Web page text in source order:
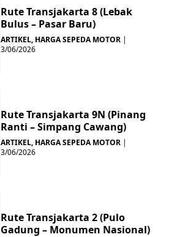
Rute Transjakarta 8 (Lebak
Bulus – Pasar Baru)
ARTIKEL, HARGA SEPEDA MOTOR |
3/06/2026
Rute Transjakarta 9N (Pinang
Ranti – Simpang Cawang)
ARTIKEL, HARGA SEPEDA MOTOR |
3/06/2026
Rute Transjakarta 2 (Pulo
Gadung – Monumen Nasional)